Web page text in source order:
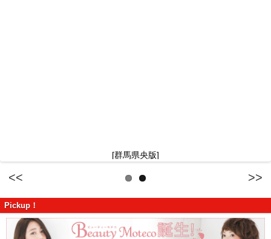
[群馬県央版]
Pickup！